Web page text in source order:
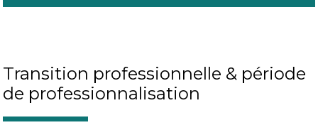
Transition professionnelle & période
de professionnalisation